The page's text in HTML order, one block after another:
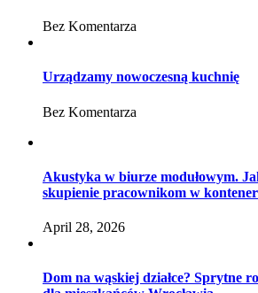
Bez Komentarza
Urządzamy nowoczesną kuchnię
Bez Komentarza
Akustyka w biurze modułowym.
skupienie pracownikom w
April 28, 2026
Dom na wąskiej działce? Sprytne